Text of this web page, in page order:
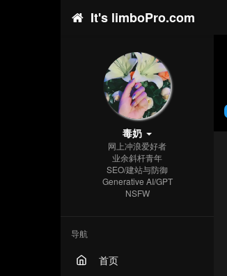
It's limboPro.com
毒奶
网上冲浪爱好者
业余斜杆青年
SEO/建站与防御
Generative AI/GPT
NSFW
导航
首页